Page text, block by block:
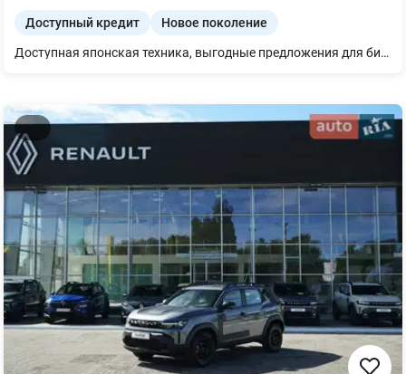
Доступный кредит Новое поколение
Доступная японская техника, выгодные предложения для бизнеса! Самый доступный кроссовер с японским качеством, который доступен каждому! Лучше один раз протестировать, а не сидеть и гадать!) Предоставляем полное сопровождение на всех этапах покупки: • Оформление авто на учет в ТСЦ • Оплата любым удобным для вас способом • Полный пакет страхования • Широкий спектр доработок и защиты Авто, любых пожеланий! Ждем вас. Звоните менеджеру Максим найдет для Вас лучшее предложение, от которого Вы точно будете довольны!